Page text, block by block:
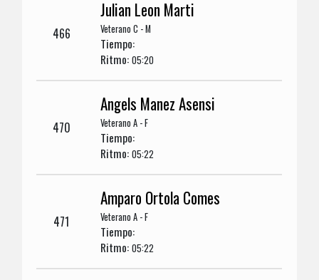
466
Julian Leon Marti
Veterano C - M
Tiempo:
Ritmo:05:20
470
Angels Manez Asensi
Veterano A - F
Tiempo:
Ritmo:05:22
471
Amparo Ortola Comes
Veterano A - F
Tiempo:
Ritmo:05:22